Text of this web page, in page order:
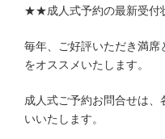
★★成人式予約の最新受
毎年、ご好評いただき満席
をオススメいたします。
成人式ご予約お問合せは
いいたします。